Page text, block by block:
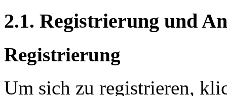
2.1. Registrierung und
Registrierung
Um sich zu registrieren,